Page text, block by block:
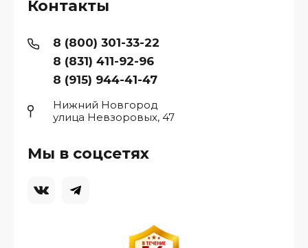
Контакты
8 (800) 301-33-22
8 (831) 411-92-96
8 (915) 944-41-47
Нижний Новгород
улица Невзоровых, 47
Мы в соцсетях